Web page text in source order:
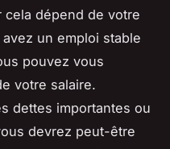
dépend de votre
un emploi stable
pouvez vous
votre salaire.
dettes importantes ou
devrez peut-être